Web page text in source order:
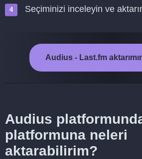
Seçiminizi inceleyin ve
Audius - Last.fm
Audius
platformuna neleri
aktarabilirim?